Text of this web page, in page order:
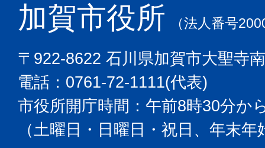
加賀市役所 （法人番号
〒922-8622 石川県加賀市大聖寺
電話：0761-72-1111(代表)
市役所開庁時間：午前8時30分か
（土曜日・日曜日・祝日、年末